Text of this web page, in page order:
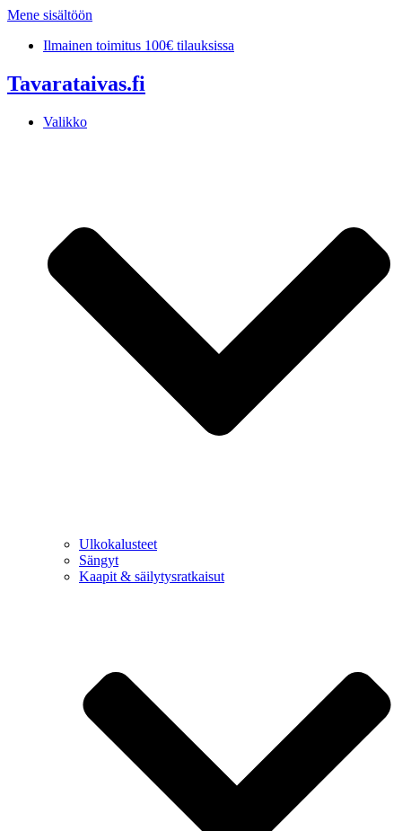
Mene sisältöön
Ilmainen toimitus 100€ tilauksissa
Tavarataivas.fi
Valikko
Ulkokalusteet
Sängyt
Kaapit & säilytysratkaisut